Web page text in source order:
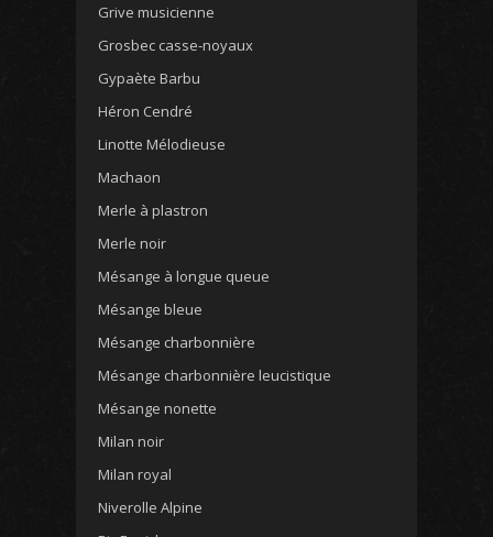
Grive musicienne
Grosbec casse-noyaux
Gypaète Barbu
Héron Cendré
Linotte Mélodieuse
Machaon
Merle à plastron
Merle noir
Mésange à longue queue
Mésange bleue
Mésange charbonnière
Mésange charbonnière leucistique
Mésange nonette
Milan noir
Milan royal
Niverolle Alpine